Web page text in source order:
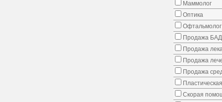
Маммолог
Оптика
Офтальмолог
Продажа
Продажа
Продажа
Продажа
Скорая